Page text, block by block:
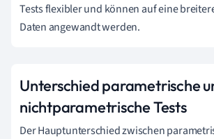
Tests flexibler und können auf eine
Daten angewandt werden.
Unterschied parametrische
nichtparametrische Tests
Der Hauptunterschied zwischen